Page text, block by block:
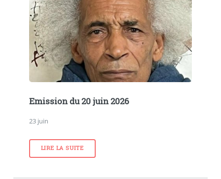
Emission du 20 juin 2026
23 juin
LIRE LA SUITE